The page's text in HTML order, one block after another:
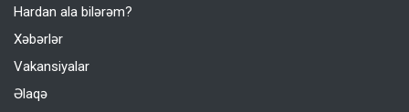
Hardan ala bilərəm?
Xəbərlər
Vakansiyalar
Əlaqə